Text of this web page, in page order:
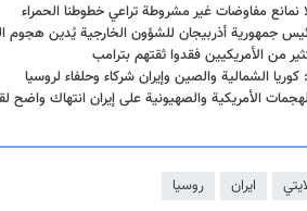
نمانع مفاوضات غير مشروطة تراعي خطوطنا الحمراء
جمهورية أذربيجان للشؤون الخارجية يُدين هجوم
من الأمريكيين فقدوا ثقتهم بترامب
كوريا الشمالية والصين وإيران شركاء وحلفاء لروسيا
الأمريكية والصهيونية على إيران انتهاك واضح
ايران روسيا